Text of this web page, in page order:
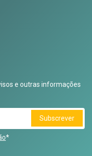
e outras informações
Subscrever
*